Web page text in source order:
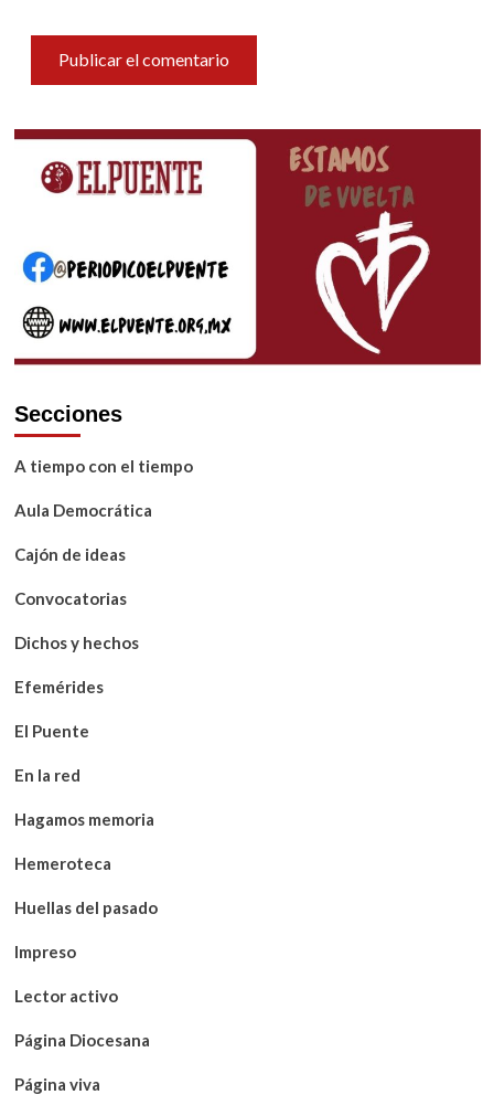
Secciones
A tiempo con el tiempo
Aula Democrática
Cajón de ideas
Convocatorias
Dichos y hechos
Efemérides
El Puente
En la red
Hagamos memoria
Hemeroteca
Huellas del pasado
Impreso
Lector activo
Página Diocesana
Página viva